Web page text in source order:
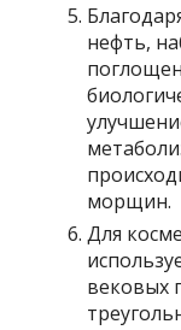
нефть,
морщин.
Для
вековых